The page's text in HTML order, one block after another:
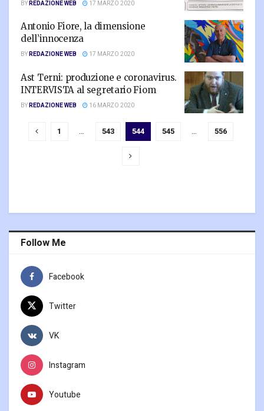
BYREDAZIONE WEB 17 MARZO 2020
Antonio Fiore, la dimensione
dell’innocenza
BYREDAZIONE WEB 17 MARZO 2020
Ast Terni: produzione e coronavirus.
INTERVISTA al segretario Fiom
BYREDAZIONE WEB 16 MARZO 2020
1 … 543 544 545 … 556
Follow Me
Facebook
Twitter
VK
Instagram
Youtube